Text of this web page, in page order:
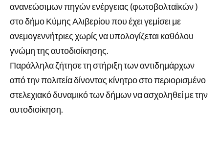
ανανεώσιμων πηγών ενέργειας (φωτοβολταϊκών )
στο δήμο Κύμης Αλιβερίου που έχει γεμίσει με
ανεμογεννήτριες χωρίς να υπολογίζεται καθόλου
γνώμη της αυτοδιοίκησης.
Παράλληλα ζήτησε τη στήριξη των αντιδημάρχων
από την πολιτεία δίνοντας κίνητρο στο περιορισμένο
στελεχιακό δυναμικό των δήμων να ασχοληθεί με την
αυτοδιοίκηση.